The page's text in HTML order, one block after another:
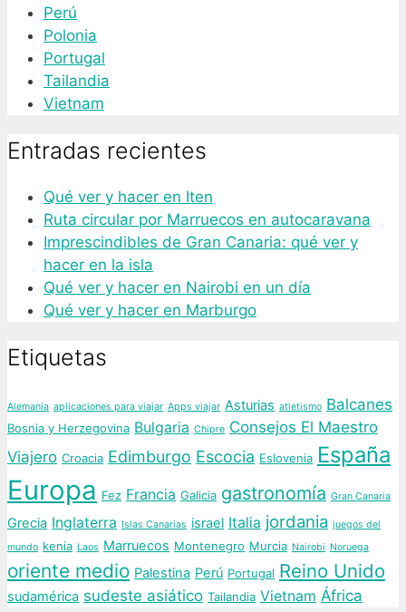
Perú
Polonia
Portugal
Tailandia
Vietnam
Entradas recientes
Qué ver y hacer en Iten
Ruta circular por Marruecos en autocaravana
Imprescindibles de Gran Canaria: qué ver y
hacer en la isla
Qué ver y hacer en Nairobi en un día
Qué ver y hacer en Marburgo
Etiquetas
Alemania aplicaciones para viajar Apps viajar Asturias atletismo Balcanes
Bosnia y Herzegovina Bulgaria Chipre Consejos El Maestro
Viajero Croacia Edimburgo Escocia Eslovenia España
Europa Fez Francia Galicia gastronomía Gran Canaria
Grecia Inglaterra Islas Canarias israel Italia jordania juegos del
mundo kenia Laos Marruecos Montenegro Murcia Nairobi Noruega
oriente medio Palestina Perú Portugal Reino Unido
sudamérica sudeste asiático Tailandia Vietnam África